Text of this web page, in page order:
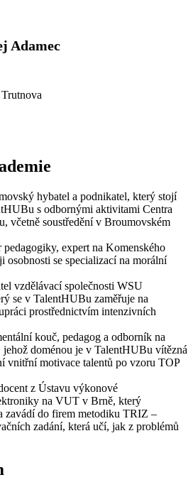
Adamec
hybatel a podnikatel, který ​stojí
s ​odbornými aktivitami Centra
včetně soustředění v ​Broumovském
pedagogiky, expert na Komenského
osobnosti se specializací na morální
vzdělávací společnosti WSU
se v TalentHUBu zaměřuje na
prostřednictvím intenzivních
kouč, pedagog a odborník na
doménou je v TalentHUBu vítězná
vnitřní motivace talentů po vzoru TOP
z Ústavu výkonové
na VUT v Brně, který
zavádí do firem metodiku TRIZ –
zadání, která učí, jak z problémů